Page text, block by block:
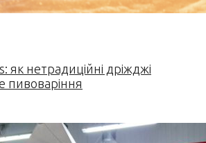
як нетрадиційні дріжджі
пивоваріння